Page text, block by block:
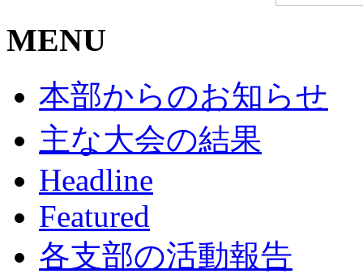
MENU
本部からのお知らせ
主な大会の結果
Headline
Featured
各支部の活動報告